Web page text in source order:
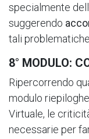
specialmente
suggerendo
tali problematiche.
8° MODULO:
Ripercorrendo
modulo
Virtuale, le
necessarie per